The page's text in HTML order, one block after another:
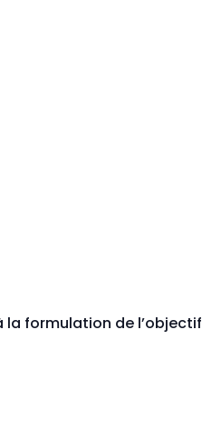
formulation de l’objectif